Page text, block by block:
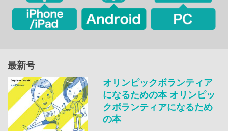
最新号
オリンピックボランティア
になるための本 オリンピッ
クボランティアになるため
の本